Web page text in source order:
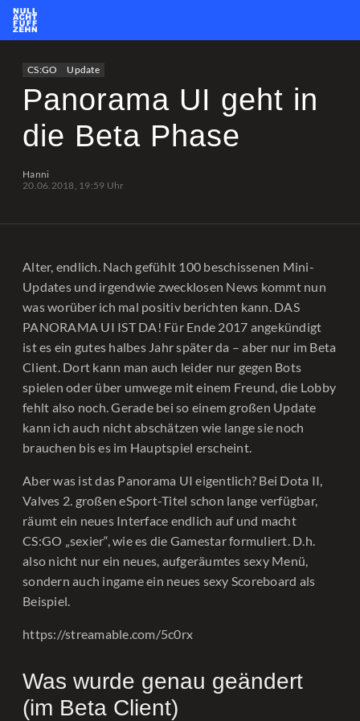
PUBG Report
CS:GO Update
Panorama UI geht in
die Beta Phase
Hanni
20.06.2018, 19:59 Uhr
Alter, endlich. Nach gefühlt 100 beschissenen Mini-
Updates und irgendwie zwecklosen News kommt nun
was worüber ich mal positiv berichten kann. DAS
PANORAMA UI IST DA! Für Ende 2017 angekündigt
ist es ein gutes halbes Jahr später da – aber nur im Beta
Client. Dort kann man auch leider nur gegen Bots
spielen oder über umwege mit einem Freund, die Lobby
fehlt also noch. Gerade bei so einem großen Update
kann ich auch nicht abschätzen wie lange sie noch
brauchen bis es im Hauptspiel erscheint.
Aber was ist das Panorama UI eigentlich? Bei Dota II,
Valves 2. großen eSport-Titel schon lange verfügbar,
räumt ein neues Interface endlich auf und macht
CS:GO „sexier“, wie es die Gamestar formuliert. D.h.
also nicht nur ein neues, aufgeräumtes sexy Menü,
sondern auch ingame ein neues sexy Scoreboard als
Beispiel.
https://streamable.com/5c0rx
Was wurde genau geändert
(im Beta Client)